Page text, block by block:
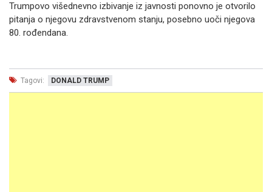
Trumpovo višednevno izbivanje iz javnosti ponovno je otvorilo
pitanja o njegovu zdravstvenom stanju, posebno uoči njegova
80. rođendana.
Tagovi: DONALD TRUMP